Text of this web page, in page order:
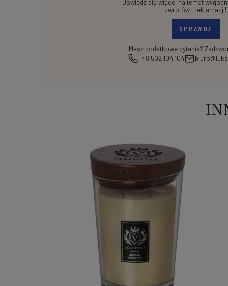
Dowiedz się więcej na temat
zwrotów i reklamacji!
SPRAWDŹ
Masz dodatkowe pytania?
+48 502 104 104